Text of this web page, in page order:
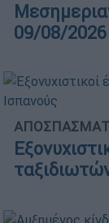
09/08/2026